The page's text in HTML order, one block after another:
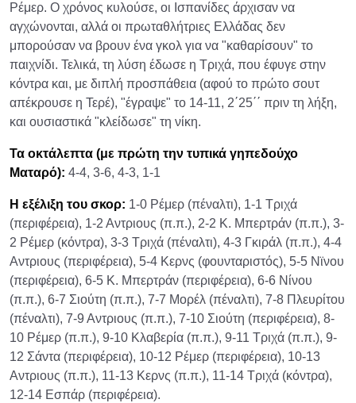
Ρέμερ. Ο χρόνος κυλούσε, οι Ισπανίδες άρχισαν να
αγχώνονται, αλλά οι πρωταθλήτριες Ελλάδας δεν
μπορούσαν να βρουν ένα γκολ για να "καθαρίσουν" το
παιχνίδι. Τελικά, τη λύση έδωσε η Τριχά, που έφυγε στην
κόντρα και, με διπλή προσπάθεια (αφού το πρώτο σουτ
απέκρουσε η Τερέ), "έγραψε" το 14-11, 2΄25΄΄ πριν τη λήξη,
και ουσιαστικά "κλείδωσε" τη νίκη.
Τα οκτάλεπτα (με πρώτη την τυπικά γηπεδούχο
Ματαρό): 4-4, 3-6, 4-3, 1-1
Η εξέλιξη του σκορ: 1-0 Ρέμερ (πέναλτι), 1-1 Τριχά
(περιφέρεια), 1-2 Αντριους (π.π.), 2-2 Κ. Μπερτράν (π.π.), 3-
2 Ρέμερ (κόντρα), 3-3 Τριχά (πέναλτι), 4-3 Γκιράλ (π.π.), 4-4
Αντριους (περιφέρεια), 5-4 Κερνς (φουνταριστός), 5-5 Νϊνου
(περιφέρεια), 6-5 Κ. Μπερτράν (περιφέρεια), 6-6 Νίνου
(π.π.), 6-7 Σιούτη (π.π.), 7-7 Μορέλ (πέναλτι), 7-8 Πλευρίτου
(πέναλτι), 7-9 Αντριους (π.π.), 7-10 Σιούτη (περιφέρεια), 8-
10 Ρέμερ (π.π.), 9-10 Κλαβερία (π.π.), 9-11 Τριχά (π.π.), 9-
12 Σάντα (περιφέρεια), 10-12 Ρέμερ (περιφέρεια), 10-13
Αντριους (π.π.), 11-13 Κερνς (π.π.), 11-14 Τριχά (κόντρα),
12-14 Εσπάρ (περιφέρεια).